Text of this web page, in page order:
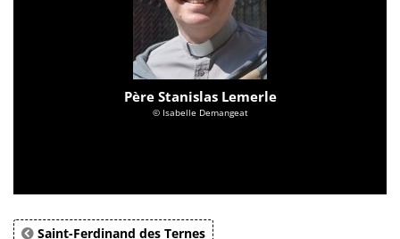
Père Stanislas Lemerle
© Isabelle Demangeat
Saint-Ferdinand des Ternes